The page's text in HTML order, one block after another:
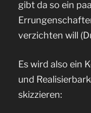
gibt da so ein
verzichten will
Es wird also ein
und
skizzieren: